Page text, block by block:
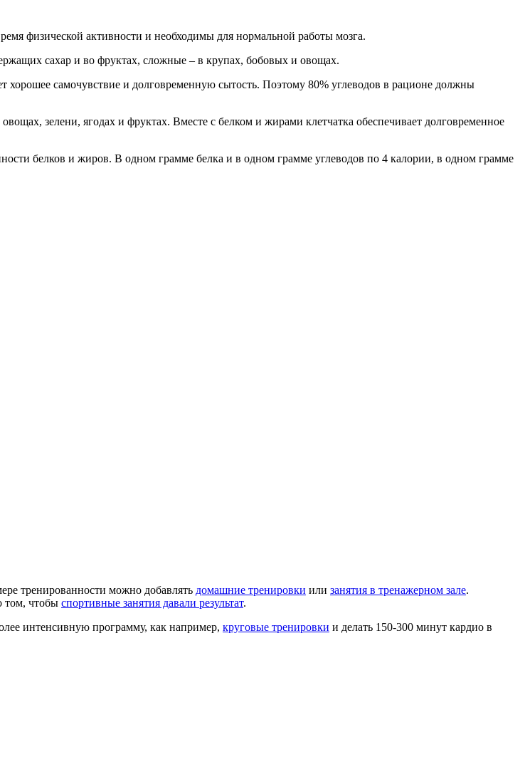
физической активности и необходимы для нормальной работы мозга.
сахар и во фруктах, сложные – в крупах, бобовых и овощах.
хорошее самочувствие и долговременную сытость. Поэтому 80% углеводов в рационе должны
зелени, ягодах и фруктах. Вместе с белком и жирами клетчатка обеспечивает долговременное
белков и жиров. В одном грамме белка и в одном грамме углеводов по 4 калории, в одном грамме
тренированности можно добавлять домашние тренировки или занятия в тренажерном зале.
том, чтобы спортивные занятия давали результат.
интенсивную программу, как например, круговые тренировки и делать 150-300 минут кардио в